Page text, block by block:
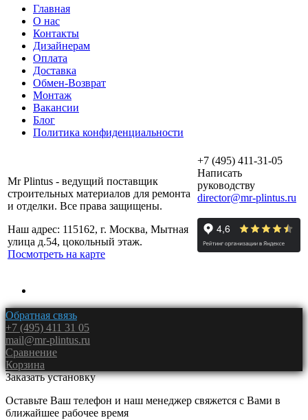
Главная
О нас
Контакты
Дизайнерам
Оплата
Доставка
Обмен-Возврат
Монтаж
Вакансии
Блог
Политика конфиденциальности
Mr Plintus - ведущий поставщик
строительных материалов для ремонта
и отделки. Все права защищены.
Наш адрес: 115162, г. Москва, Мытная
улица д.54, цокольный этаж.
Посмотреть на карте
+7 (495) 411-31-05
Написать
руководству
director@mr-plintus.ru
Обратная связь
+7 (495) 411 31 05
mail@mr-plintus.ru
Сравнение
Корзина
Заказать установку
Оставьте Ваш телефон и наш менеджер свяжется с Вами в
ближайшее рабочее время